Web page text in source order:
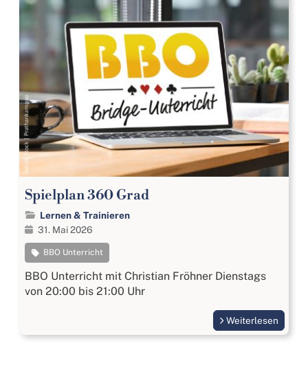
Spielplan 360 Grad
Lernen & Trainieren
31. Mai 2026
BBO Unterricht
BBO Unterricht mit Christian Fröhner Dienstags
von 20:00 bis 21:00 Uhr
Weiterlesen